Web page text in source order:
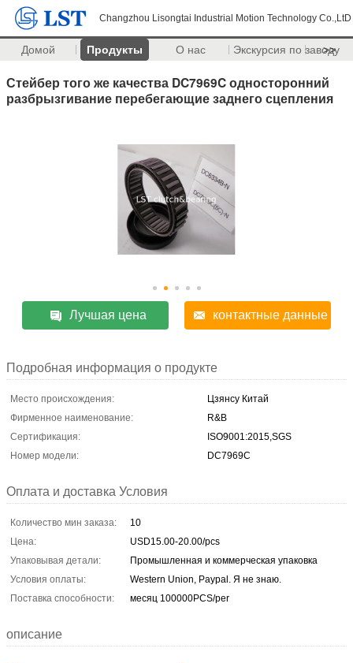
Changzhou Lisongtai Industrial Motion Technology Co.,LtD
Домой Продукты О нас Экскурсия по заводу
>>
Стейбер того же качества DC7969C односторонний
разбрызгивание перебегающие заднего сцепления
Лучшая цена контактные данные
Подробная информация о продукте
Место происхождения:
Цзянсу Китай
Фирменное наименование:
R&B
Сертификация:
ISO9001:2015,SGS
Номер модели:
DC7969C
Оплата и доставка Условия
Количество мин заказа:
10
Цена:
USD15.00-20.00/pcs
Упаковывая детали:
Промышленная и коммерческая упаковка
Условия оплаты:
Western Union, Paypal. Я не знаю.
Поставка способности:
месяц 100000PCS/per
описание